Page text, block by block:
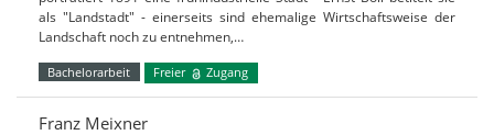
als "Landstadt" - einerseits sind ehemalige Wirtschaftsweise der
Landschaft noch zu entnehmen,…
Bachelorarbeit Freier Zugang
Franz Meixner